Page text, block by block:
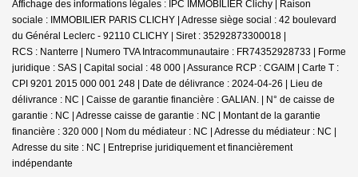
Affichage des informations légales : IPC IMMOBILIER Clichy | Raison
sociale : IMMOBILIER PARIS CLICHY | Adresse siège social : 42 boulevard
du Général Leclerc - 92110 CLICHY | Siret : 35292873300018 |
RCS : Nanterre | Numero TVA Intracommunautaire : FR74352928733 | Forme
juridique : SAS | Capital social : 48 000 | Assurance RCP : CGAIM | Carte T :
CPI 9201 2015 000 001 248 | Date de délivrance : 2024-04-26 | Lieu de
délivrance : NC | Caisse de garantie financière : GALIAN. | N° de caisse de
garantie : NC | Adresse caisse de garantie : NC | Montant de la garantie
financière : 320 000 | Nom du médiateur : NC | Adresse du médiateur : NC |
Adresse du site : NC | Entreprise juridiquement et financièrement
indépendante